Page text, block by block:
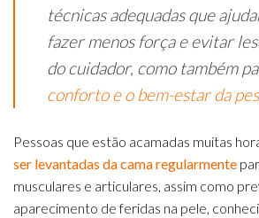
técnicas adequadas que
fazer menos força e evitar
do cuidador, como também
conforto e o bem-estar da
Pessoas que estão acamadas muitas
ser levantadas da cama regularmente
musculares e articulares, assim como
aparecimento de feridas na pele,